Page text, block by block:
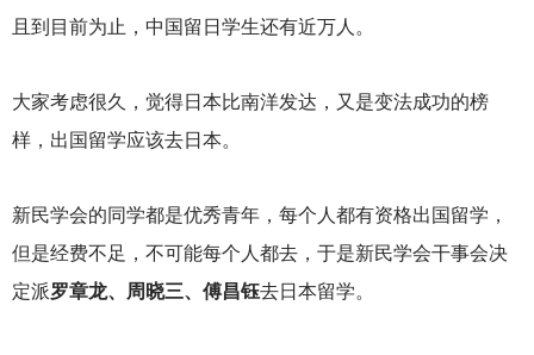
且到目前为止，中国留日学生还有近万人。
大家考虑很久，觉得日本比南洋发达，又是变法成功的榜
样，出国留学应该去日本。
新民学会的同学都是优秀青年，每个人都有资格出国留学，
但是经费不足，不可能每个人都去，于是新民学会干事会决
定派罗章龙、周晓三、傅昌钰去日本留学。